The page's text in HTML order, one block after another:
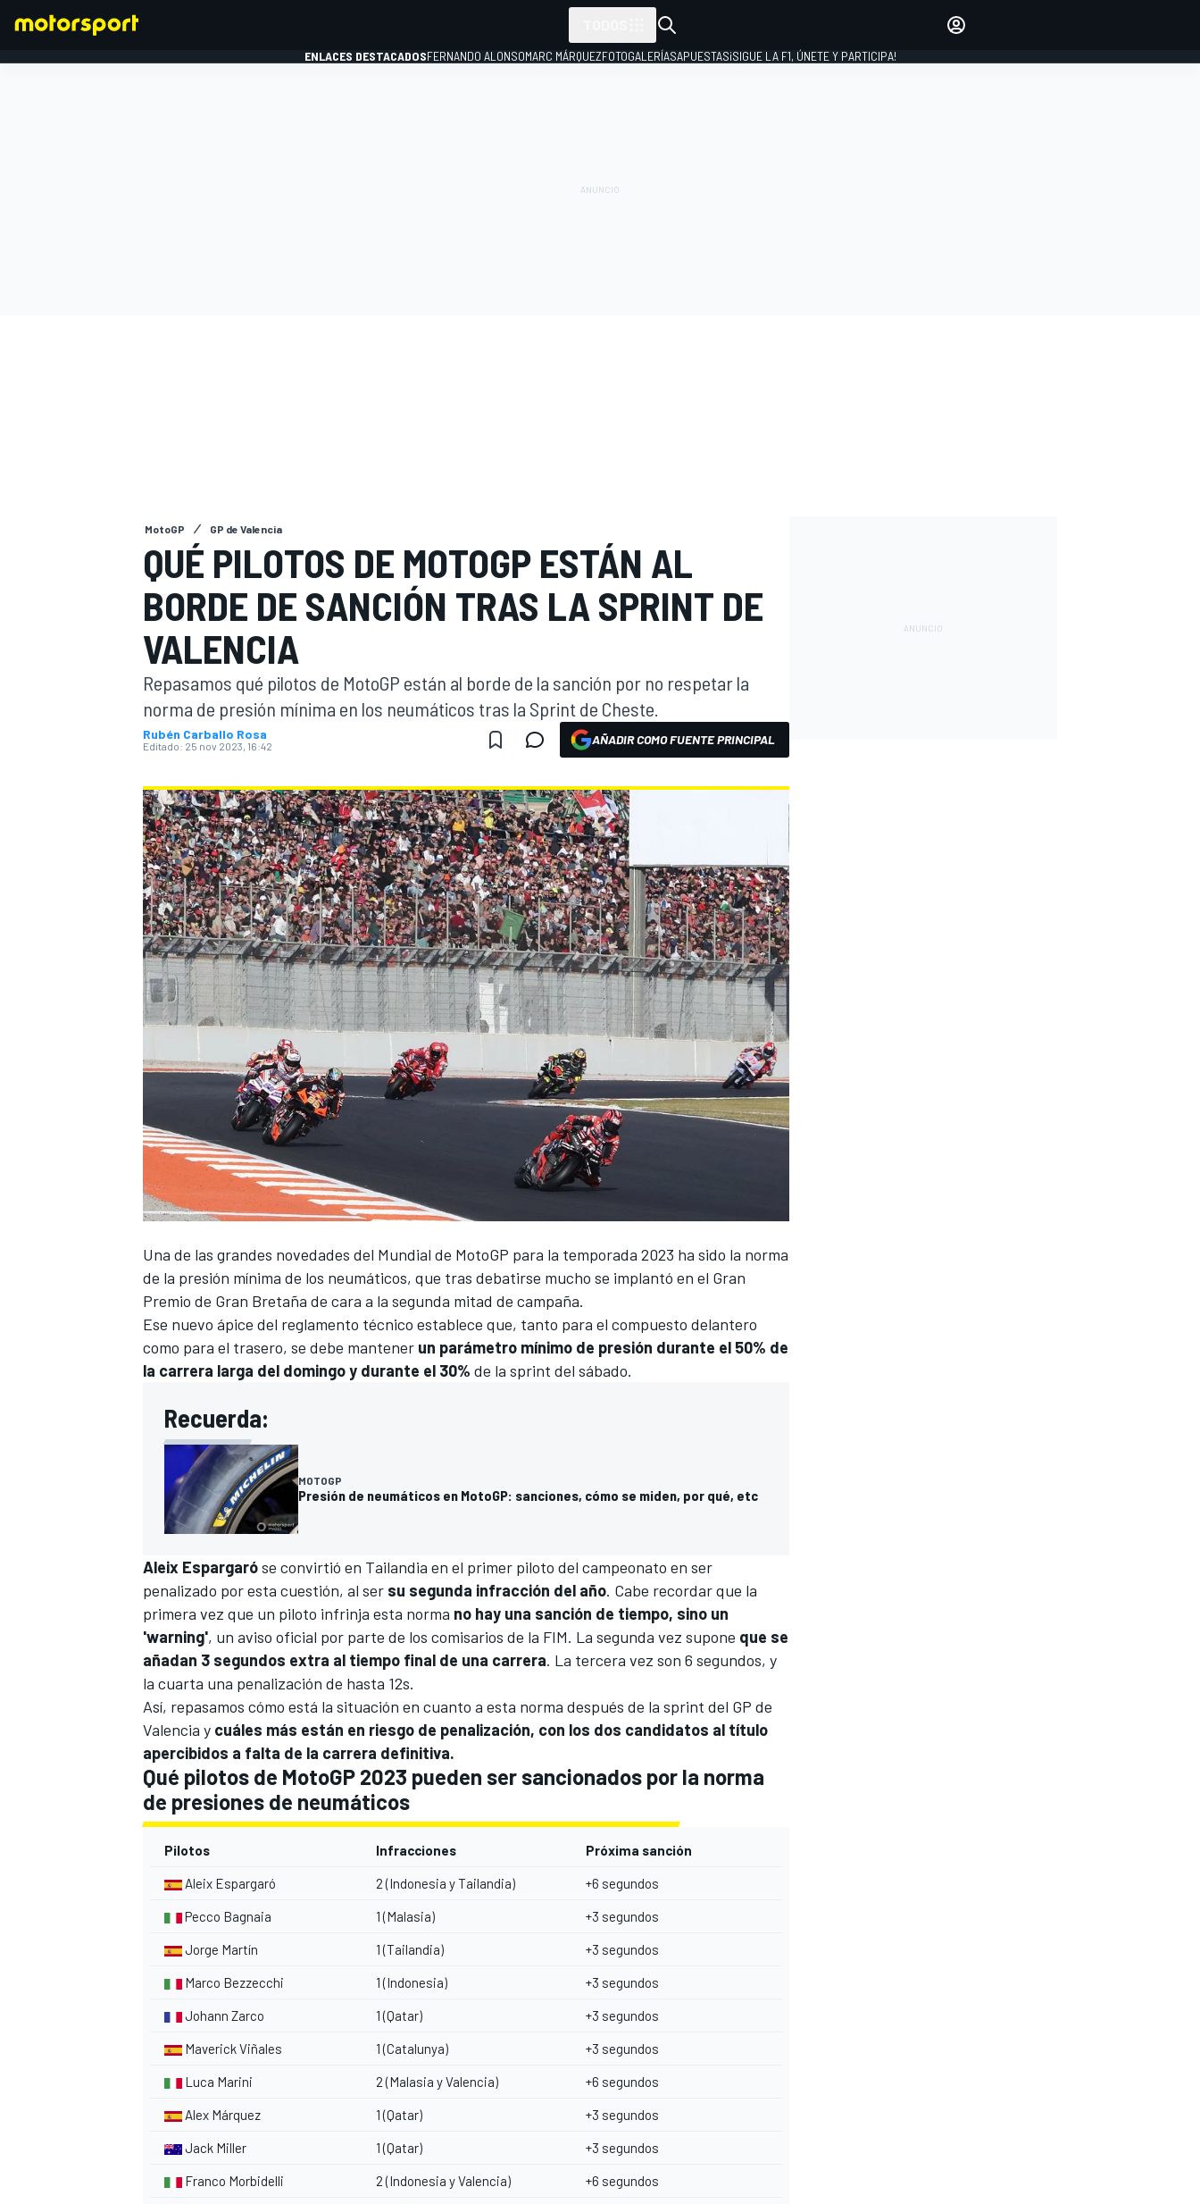
WEC FÓRMULA E
ENLACES DESTACADOSFERNANDO ALONSOMARC MÁRQUEZFOTOGALERÍASAPUESTAS¡SIGUE LA F1, ÚNETE Y PARTICIPA!
MotoGP GP de Valencia
QUÉ PILOTOS DE MOTOGP ESTÁN AL
BORDE DE SANCIÓN TRAS LA SPRINT DE
VALENCIA
Repasamos qué pilotos de MotoGP están al borde de la sanción por no respetar la
norma de presión mínima en los neumáticos tras la Sprint de Cheste.
Rubén Carballo Rosa
Editado: 25 nov 2023, 16:42 AÑADIR COMO FUENTE PRINCIPAL
Una de las grandes novedades del Mundial de MotoGP para la temporada 2023 ha sido la norma
de la presión mínima de los neumáticos, que tras debatirse mucho se implantó en el Gran
Premio de Gran Bretaña de cara a la segunda mitad de campaña.
Ese nuevo ápice del reglamento técnico establece que, tanto para el compuesto delantero
como para el trasero, se debe mantener un parámetro mínimo de presión durante el 50% de
la carrera larga del domingo y durante el 30% de la sprint del sábado.
Recuerda:
MOTOGP
Presión de neumáticos en MotoGP: sanciones, cómo se miden, por qué, etc
Aleix Espargaróse convirtió en Tailandia en el primer piloto del campeonato en ser
penalizado por esta cuestión, al ser su segunda infracción del año. Cabe recordar que la
primera vez que un piloto infrinja esta norma no hay una sanción de tiempo, sino un
'warning', un aviso oficial por parte de los comisarios de la FIM. La segunda vez supone que se
añadan 3 segundos extra al tiempo final de una carrera. La tercera vez son 6 segundos, y
la cuarta una penalización de hasta 12s.
Así, repasamos cómo está la situación en cuanto a esta norma después de la sprint del GP de
Valencia y cuáles más están en riesgo de penalización, con los dos candidatos al título
apercibidos a falta de la carrera definitiva.
Qué pilotos de MotoGP 2023 pueden ser sancionados por la norma
de presiones de neumáticos
Pilotos Infracciones Próxima sanción
Aleix Espargaró 2 (Indonesia y Tailandia) +6 segundos
Pecco Bagnaia 1 (Malasia) +3 segundos
Jorge Martín 1 (Tailandia) +3 segundos
Marco Bezzecchi 1 (Indonesia) +3 segundos
Johann Zarco 1 (Qatar) +3 segundos
Maverick Viñales 1 (Catalunya) +3 segundos
Luca Marini 2 (Malasia y Valencia) +6 segundos
Alex Márquez 1 (Qatar) +3 segundos
Jack Miller 1 (Qatar) +3 segundos
Franco Morbidelli 2 (Indonesia y Valencia) +6 segundos